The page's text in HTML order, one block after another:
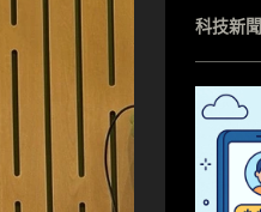
科技新聞